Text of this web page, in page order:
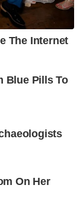
The Internet
Blue Pills To
On Her